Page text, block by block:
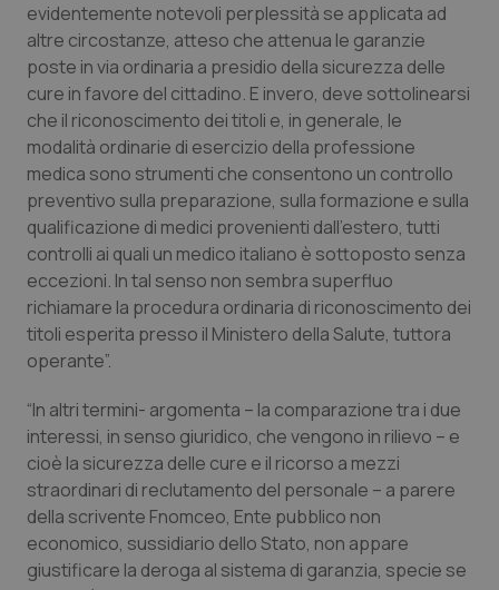
Umbria
Valle D’Aosta
Veneto
Oftalmologia
Oncodermatologia
Oncoematologia
Oncologia & Nutrizione
Psoriasi & pelle
Quotidiano Cardiologia
Quotidiano Oncologia
Quotidiano Pediatria
Rene & patologie urogenitali
evidentemente notevoli perplessità se applicata ad
altre circostanze, atteso che attenua le garanzie
poste in via ordinaria a presidio della sicurezza delle
cure in favore del cittadino. E invero, deve sottolinearsi
che il riconoscimento dei titoli e, in generale, le
modalità ordinarie di esercizio della professione
medica sono strumenti che consentono un controllo
preventivo sulla preparazione, sulla formazione e sulla
qualificazione di medici provenienti dall’estero, tutti
controlli ai quali un medico italiano è sottoposto senza
eccezioni. In tal senso non sembra superfluo
richiamare la procedura ordinaria di riconoscimento dei
titoli esperita presso il Ministero della Salute, tuttora
operante”.
“In altri termini- argomenta – la comparazione tra i due
interessi, in senso giuridico, che vengono in rilievo – e
cioè la sicurezza delle cure e il ricorso a mezzi
straordinari di reclutamento del personale – a parere
della scrivente Fnomceo, Ente pubblico non
economico, sussidiario dello Stato, non appare
giustificare la deroga al sistema di garanzia, specie se